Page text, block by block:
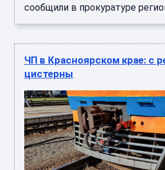
сообщили в прокуратуре
ЧП в Красноярском крае: с
цистерны